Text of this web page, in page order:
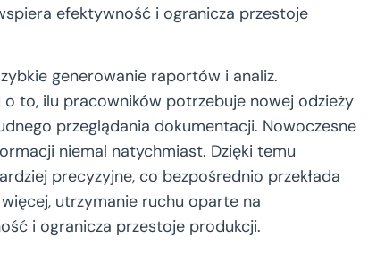
efektywność i ogranicza przestoje
generowanie raportów i analiz.
to, ilu pracowników potrzebuje nowej odzieży
przeglądania dokumentacji. Nowoczesne
niemal natychmiast. Dzięki temu
precyzyjne, co bezpośrednio przekłada
utrzymanie ruchu oparte na
i ogranicza przestoje produkcji.